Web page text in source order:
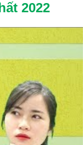
2022